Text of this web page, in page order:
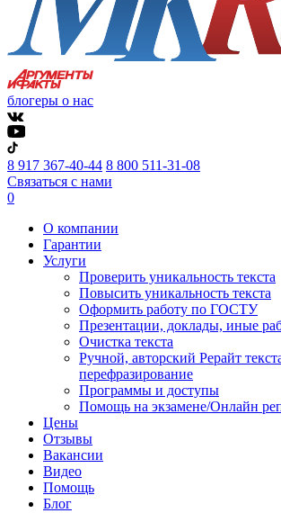
блогеры о нас
8 917 367-40-44 8 800 511-31-08
Связаться с нами
0
О компании
Гарантии
Услуги
Проверить уникальность текста
Повысить уникальность текста
Оформить работу по ГОСТУ
Презентации, доклады, иные
Очистка текста
Ручной, авторский Рерайт
перефразирование
Программы и доступы
Помощь на экзамене/Онлайн
Цены
Отзывы
Вакансии
Видео
Помощь
Блог